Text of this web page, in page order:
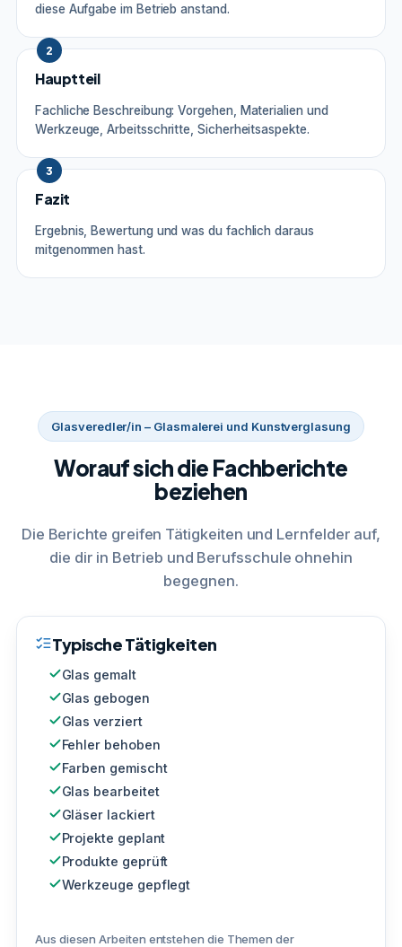
diese Aufgabe im Betrieb anstand.
2
Hauptteil
Fachliche Beschreibung: Vorgehen, Materialien und
Werkzeuge, Arbeitsschritte, Sicherheitsaspekte.
3
Fazit
Ergebnis, Bewertung und was du fachlich daraus
mitgenommen hast.
Glasveredler/in – Glasmalerei und Kunstverglasung
Worauf sich die Fachberichte
beziehen
Die Berichte greifen Tätigkeiten und Lernfelder auf,
die dir in Betrieb und Berufsschule ohnehin
begegnen.
Typische Tätigkeiten
Glas gemalt
Glas gebogen
Glas verziert
Fehler behoben
Farben gemischt
Glas bearbeitet
Gläser lackiert
Projekte geplant
Produkte geprüft
Werkzeuge gepflegt
Aus diesen Arbeiten entstehen die Themen der